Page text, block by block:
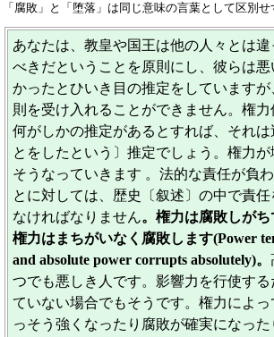
「腐敗」と「堕落」は同じ意味の言葉として区別せ
あなたは、教皇や国王は他の人々とは
べきだということを原則にし、彼らは
かったとひいき目の推定をしています
則を受け入れることができません。権
何がしかの推定があるとすれば、それは
とをしたという〕推定でしょう。権力
そうなっていきます 。法的な責任が負
とに対しては、歴史〔叙述〕の中で責
なければなりません。権力は腐敗しが
権力はまちがいなく腐敗します(Power
and absolute power corrupts absolutely)。
つでも悪しき人です。影響力を行使す
ていない場合でもそうです。権力によ
っそう強くなったり腐敗が確実になっ